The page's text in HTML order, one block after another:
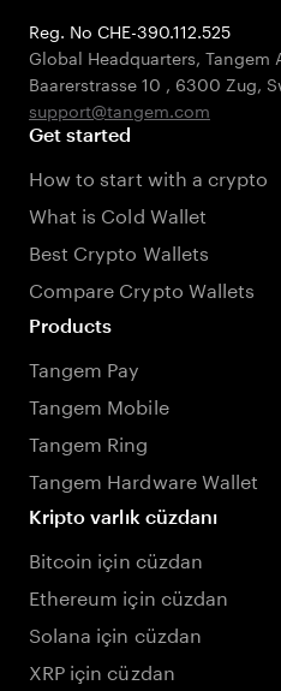
Reg. No CHE-390.112.525
Global Headquarters, Tangem
Baarerstrasse 10 , 6300 Zug,
support@tangem.com
Get started
How to start with a crypto
What is Cold Wallet
Best Crypto Wallets
Compare Crypto Wallets
Products
Tangem Pay
Tangem Mobile
Tangem Ring
Tangem Hardware Wallet
Kripto varlık cüzdanı
Bitcoin için cüzdan
Ethereum için cüzdan
Solana için cüzdan
XRP için cüzdan